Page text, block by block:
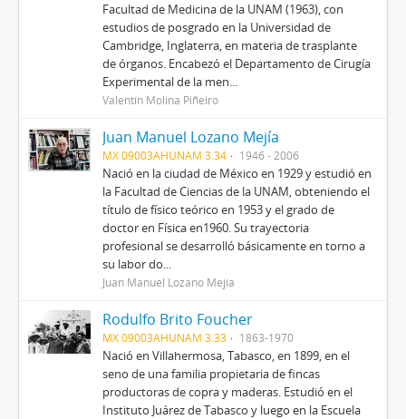
Facultad de Medicina de la UNAM (1963), con
estudios de posgrado en la Universidad de
Cambridge, Inglaterra, en materia de trasplante
de órganos. Encabezó el Departamento de Cirugía
Experimental de la men...
Valentín Molina Piñeiro
Juan Manuel Lozano Mejía
MX 09003AHUNAM 3.34 1946 - 2006
Nació en la ciudad de México en 1929 y estudió en
la Facultad de Ciencias de la UNAM, obteniendo el
título de físico teórico en 1953 y el grado de
doctor en Física en1960. Su trayectoria
profesional se desarrolló básicamente en torno a
su labor do...
Juan Manuel Lozano Mejía
Rodulfo Brito Foucher
MX 09003AHUNAM 3.33 1863-1970
Nació en Villahermosa, Tabasco, en 1899, en el
seno de una familia propietaria de fincas
productoras de copra y maderas. Estudió en el
Instituto Juárez de Tabasco y luego en la Escuela